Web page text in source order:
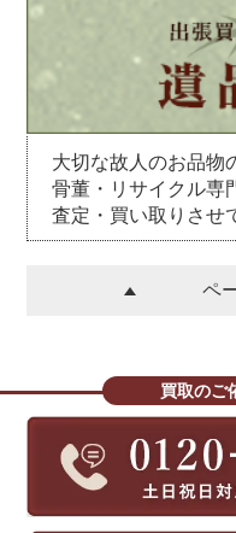
大切な故人のお品物
骨董・リサイクル専
査定・買い取りさせ
ペ
買取のご